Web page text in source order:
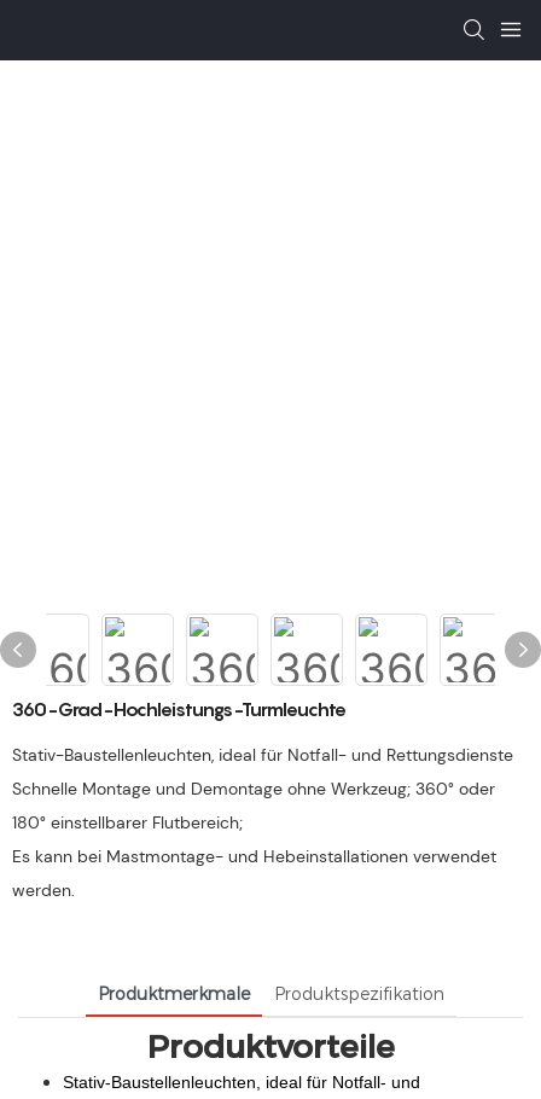
360-Grad-Hochleistungs-Turmleuchte
Stativ-Baustellenleuchten, ideal für Notfall- und Rettungsdienste
Schnelle Montage und Demontage ohne Werkzeug; 360° oder
180° einstellbarer Flutbereich;
Es kann bei Mastmontage- und Hebeinstallationen verwendet
werden.
Produktmerkmale Produktspezifikation
Produktvorteile
Stativ-Baustellenleuchten, ideal für Notfall- und